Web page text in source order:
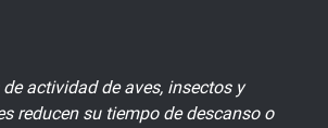
actividad de aves, insectos y
reducen su tiempo de descanso o